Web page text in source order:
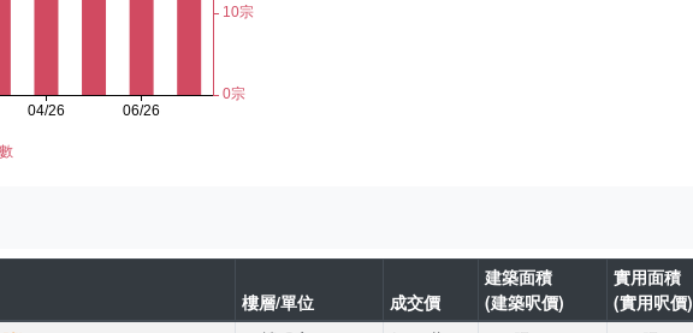
樓層/單位 成交價
建築面積
(建築呎價)
實用面積
(實用呎價)